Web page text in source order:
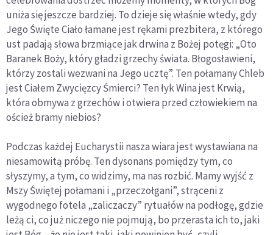
uniża się jeszcze bardziej. To dzieje się właśnie wtedy, gdy
Jego Święte Ciało łamane jest rękami prezbitera, z którego
ust padają słowa brzmiące jak drwina z Bożej potęgi: „Oto
Baranek Boży, który gładzi grzechy świata. Błogosławieni,
którzy zostali wezwani na Jego ucztę”. Ten połamany Chleb
jest Ciałem Zwycięzcy Śmierci? Ten łyk Wina jest Krwią,
która obmywa z grzechów i otwiera przed człowiekiem na
oścież bramy niebios?
Podczas każdej Eucharystii nasza wiara jest wystawiana na
niesamowitą próbę. Ten dysonans pomiędzy tym, co
słyszymy, a tym, co widzimy, ma nas rozbić. Mamy wyjść z
Mszy Świętej połamani i „przeczołgani”, strąceni z
wygodnego fotela „zaliczaczy” rytuałów na podłogę, gdzie
leżą ci, co już niczego nie pojmują, bo przerasta ich to, jaki